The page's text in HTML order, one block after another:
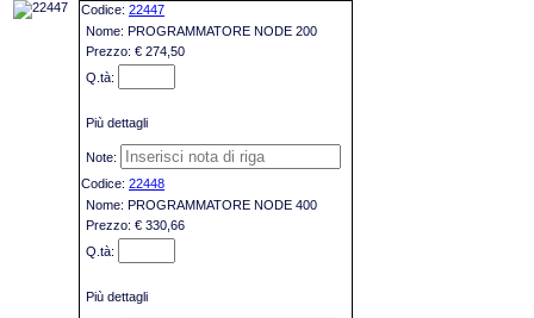
22447
PROGRAMMATORE NODE 200
€ 274,50
Più dettagli
22448
PROGRAMMATORE NODE 400
€ 330,66
Più dettagli